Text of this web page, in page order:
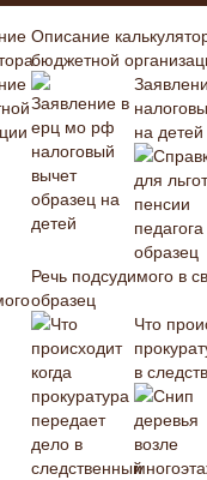
Описание
бюджетной
на детей
Речь подсудимого в
образец
Что
в